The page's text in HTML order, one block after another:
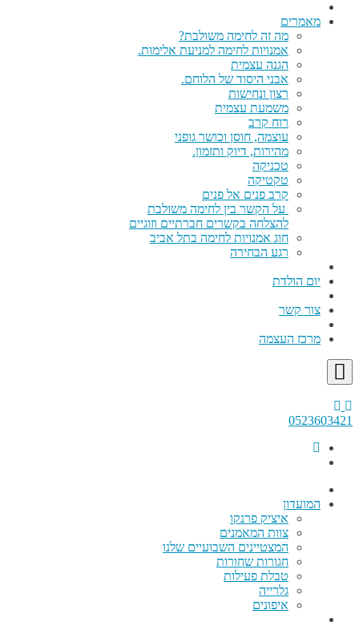
מאמרים
מה זה לחימה משולבת?
אמנויות לחימה למניעת אלימות.
הגנה עצמית
אבני היסוד של הלוחם.
רצון ונחישות
משמעת עצמית
רוח קרב
עוצמה, חוסן וכושר גופני
מהירות, דיוק ותזמון.
טכניקה
טקטיקה
קרב פנים אל פנים
על הקשר בין לחימה משולבת
להצלחה בקשרים חברתיים וזוגיים
חוג אמנויות לחימה בתל אביב
רגע הבחירה
יום הולדת
צור קשר
מרכז העצמה
0523603421
המועדון
איציק פרנקו
צוות המאמנים
המצטיינים השבועיים שלנו
חגורות שחורות
טבלת פעילות
גלרייה
איפונים